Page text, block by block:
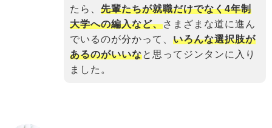
たら、 先輩たちが就職だけでなく4年制
大学への編入など、さまざまな道に進ん
でいるのが分かって、 いろんな選択肢が
あるのがいいなと思ってジンタンに入り
ました。